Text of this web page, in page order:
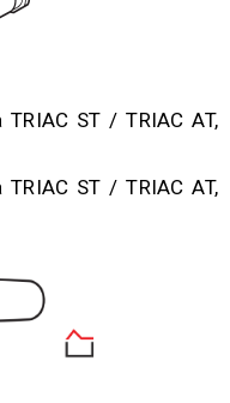
ST / TRIAC AT,
ST / TRIAC AT,